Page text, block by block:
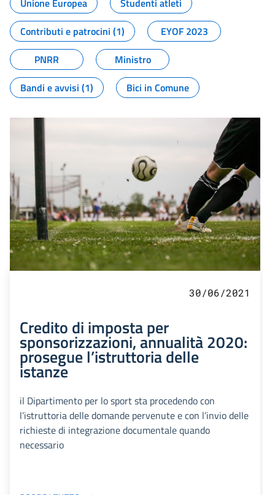
Unione Europea
Studenti atleti
Contributi e patrocini (1)
EYOF 2023
PNRR
Ministro
Bandi e avvisi (1)
Bici in Comune
30/06/2021
Credito di imposta per
sponsorizzazioni, annualità 2020:
prosegue l’istruttoria delle
istanze
il Dipartimento per lo sport sta procedendo con
l’istruttoria delle domande pervenute e con l’invio delle
richieste di integrazione documentale quando
necessario